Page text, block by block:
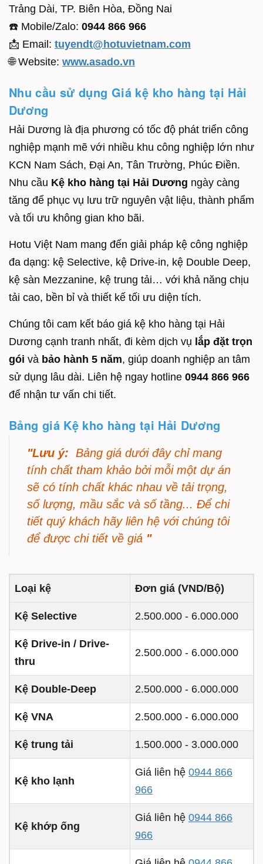
Trảng Dài, TP. Biên Hòa, Đồng Nai
☎️ Mobile/Zalo: 0944 866 966
📩 Email: tuyendt@hotuvietnam.com
🌐 Website: www.asado.vn
Nhu cầu sử dụng Giá kệ kho hàng tại Hải
Dương
Hải Dương là địa phương có tốc độ phát triển công
nghiệp mạnh mẽ với nhiều khu công nghiệp lớn như
KCN Nam Sách, Đại An, Tân Trường, Phúc Điền.
Nhu cầu Kệ kho hàng tại Hải Dương ngày càng
tăng để phục vụ lưu trữ nguyên vật liệu, thành phẩm
và tối ưu không gian kho bãi.
Hotu Việt Nam mang đến giải pháp kệ công nghiệp
đa dạng: kệ Selective, kệ Drive-in, kệ Double Deep,
kệ sàn Mezzanine, kệ trung tải… với khả năng chịu
tải cao, bền bỉ và thiết kế tối ưu diện tích.
Chúng tôi cam kết báo giá kệ kho hàng tại Hải
Dương cạnh tranh nhất, đi kèm dịch vụ lắp đặt trọn
gói và bảo hành 5 năm, giúp doanh nghiệp an tâm
sử dụng lâu dài. Liên hệ ngay hotline 0944 866 966
để nhận tư vấn chi tiết.
Bảng giá Kệ kho hàng tại Hải Dương
"Lưu ý: Bảng giá dưới đây chỉ mang
tính chất tham khảo bởi mỗi một dự án
sẽ có tính chất khác nhau về tải trọng,
số lượng, mầu sắc và số tầng... Để chi
tiết quý khách hãy liên hệ với chúng tôi
để được chi tiết về giá "
Loại kệ Đơn giá (VND/Bộ)
Kệ Selective 2.500.000 - 6.000.000
Kệ Drive-in / Drive-
thru
2.500.000 - 6.000.000
Kệ Double-Deep 2.500.000 - 6.000.000
Kệ VNA 2.500.000 - 6.000.000
Kệ trung tải 1.500.000 - 3.000.000
Kệ kho lạnh
Giá liên hệ 0944 866
966
Kệ khớp ống
Giá liên hệ 0944 866
966